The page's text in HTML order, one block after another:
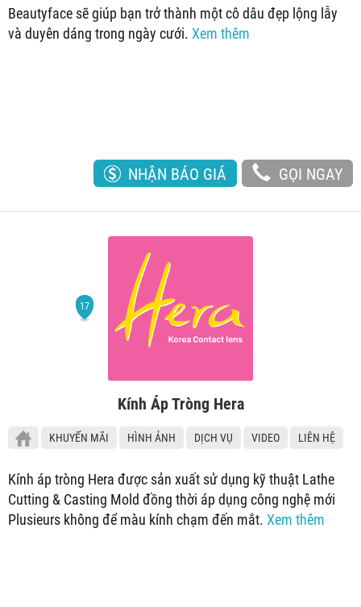
Beautyface sẽ giúp bạn trở thành một cô dâu đẹp lộng lẫy
và duyên dáng trong ngày cưới. Xem thêm
NHẬN BÁO GIÁ GỌI NGAY
Kính Áp Tròng Hera
KHUYẾN MÃI HÌNH ẢNH DỊCH VỤ VIDEO LIÊN HỆ
Kính áp tròng Hera được sản xuất sử dụng kỹ thuật Lathe
Cutting & Casting Mold đồng thời áp dụng công nghệ mới
Plusieurs không để màu kính chạm đến mắt. Xem thêm